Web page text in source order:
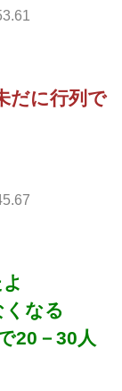
だに行列で
なる
20－30人